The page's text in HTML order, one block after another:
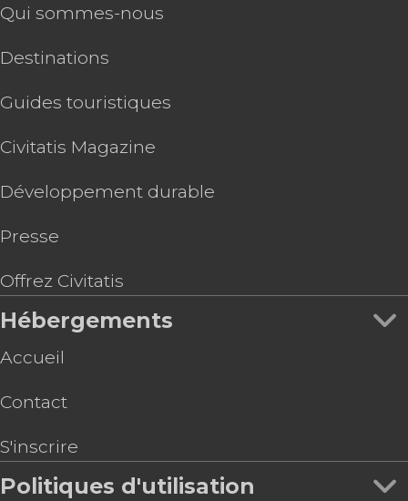
Qui sommes-nous
Destinations
Guides touristiques
Civitatis Magazine
Développement durable
Presse
Offrez Civitatis
Hébergements
Accueil
Contact
S'inscrire
Politiques d'utilisation